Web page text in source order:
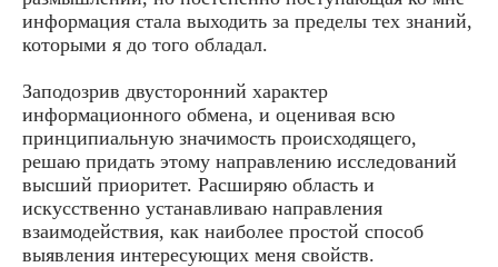
информация стала выходить за пределы тех знаний,
которыми я до того обладал.
Заподозрив двусторонний характер
информационного обмена, и оценивая всю
принципиальную значимость происходящего,
решаю придать этому направлению исследований
высший приоритет. Расширяю область и
искусственно устанавливаю направления
взаимодействия, как наиболее простой способ
выявления интересующих меня свойств.